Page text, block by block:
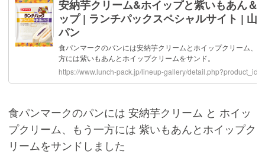
食パンマークのパンには 安納芋クリーム と ホイッ
プクリーム、もう一方には 紫いもあんとホイップク
リームをサンドしました